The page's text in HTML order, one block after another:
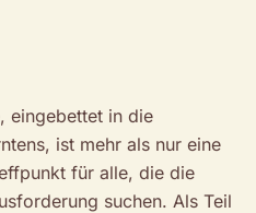
eingebettet in die
ist mehr als nur eine
für alle, die die
suchen. Als Teil